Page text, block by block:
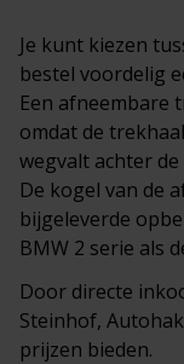
Je kunt kiezen
bestel voordelig
Een afneembare
omdat de
wegvalt achter
De kogel van de
bijgeleverde
BMW 2 serie als
Door directe
Steinhof,
prijzen bieden.